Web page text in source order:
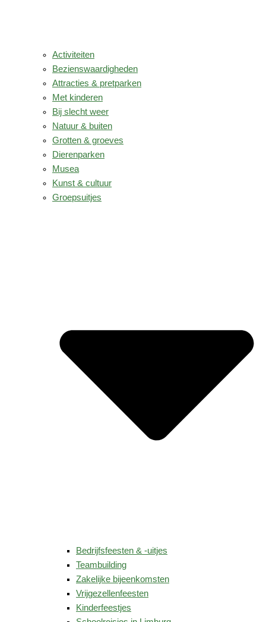
Activiteiten
Bezienswaardigheden
Attracties & pretparken
Met kinderen
Bij slecht weer
Natuur & buiten
Grotten & groeves
Dierenparken
Musea
Kunst & cultuur
Groepsuitjes
Bedrijfsfeesten & -uitjes
Teambuilding
Zakelijke bijeenkomsten
Vrijgezellenfeesten
Kinderfeestjes